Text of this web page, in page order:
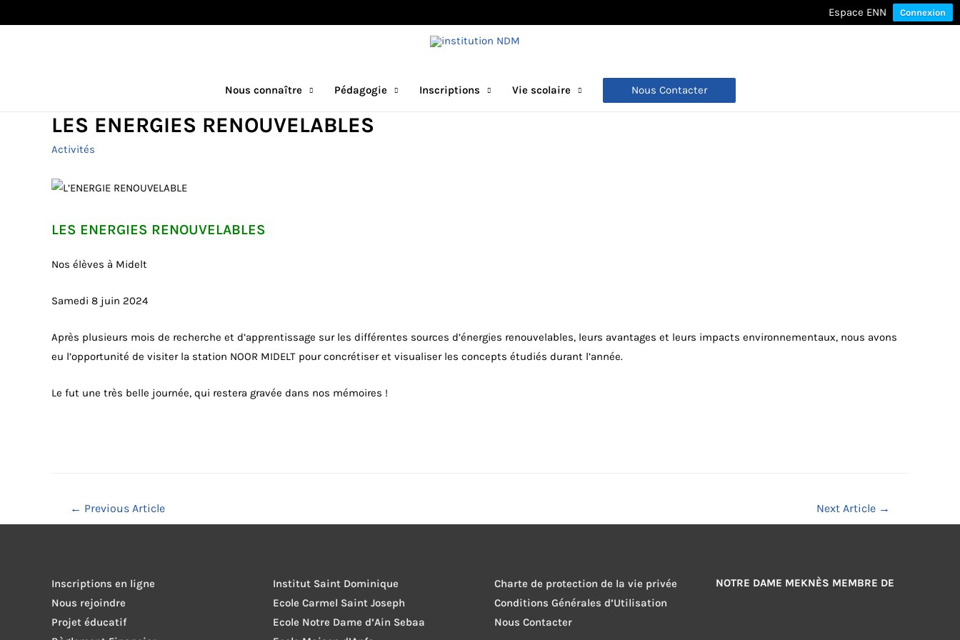
Espace ENN Connexion
Nous connaître Pédagogie Inscriptions Vie scolaire Nous Contacter
LES ENERGIES RENOUVELABLES
Activités
LES ENERGIES RENOUVELABLES
Nos élèves à Midelt
Samedi 8 juin 2024
Après plusieurs mois de recherche et d’apprentissage sur les différentes sources d’énergies renouvelables, leurs avantages et leurs impacts environnementaux, nous avons
eu l’opportunité de visiter la station NOOR MIDELT pour concrétiser et visualiser les concepts étudiés durant l’année.
Le fut une très belle journée, qui restera gravée dans nos mémoires !
Navigation
← Previous Article Next Article →
Inscriptions en ligne
Nous rejoindre
Projet éducatif
Institut Saint Dominique
Ecole Carmel Saint Joseph
Ecole Notre Dame d’Ain Sebaa
Charte de protection de la vie privée
Conditions Générales d’Utilisation
Nous Contacter
NOTRE DAME MEKNÈS MEMBRE DE